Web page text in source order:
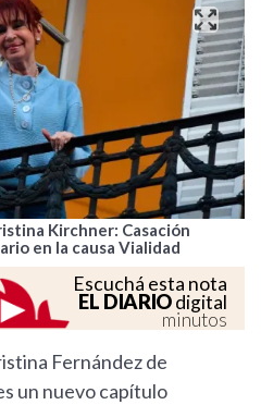
Kirchner: Casación
en la causa Vialidad
Escuchá esta nota
EL DIARIOdigital
minutos
Fernández de
un nuevo capítulo